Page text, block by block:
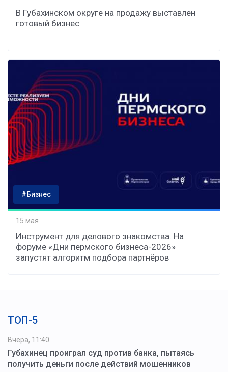
В Губахинском округе на продажу выставлен
готовый бизнес
#Бизнес
15 мая
Инструмент для делового знакомства. На
форуме «Дни пермского бизнеса-2026»
запустят алгоритм подбора партнёров
ТОП-5
Вчера, 11:40
Губахинец проиграл суд против банка, пытаясь
получить деньги после действий мошенников